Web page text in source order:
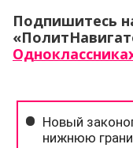
Подпишитесь